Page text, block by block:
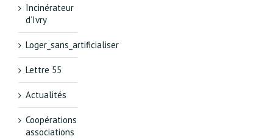
Incinérateur
d’Ivry
Loger_sans_artificialiser
Lettre 55
Actualités
Coopérations
associations